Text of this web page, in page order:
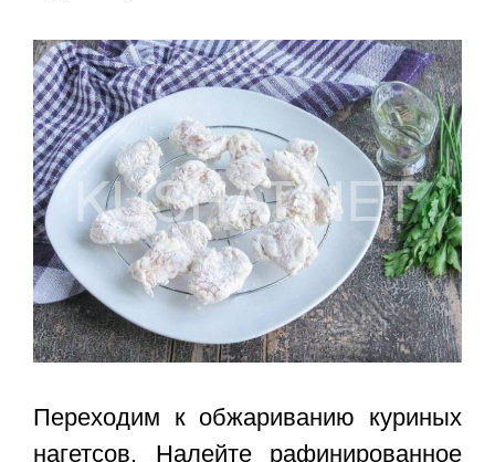
Переходим к обжариванию куриных
нагетсов. Налейте рафинированное